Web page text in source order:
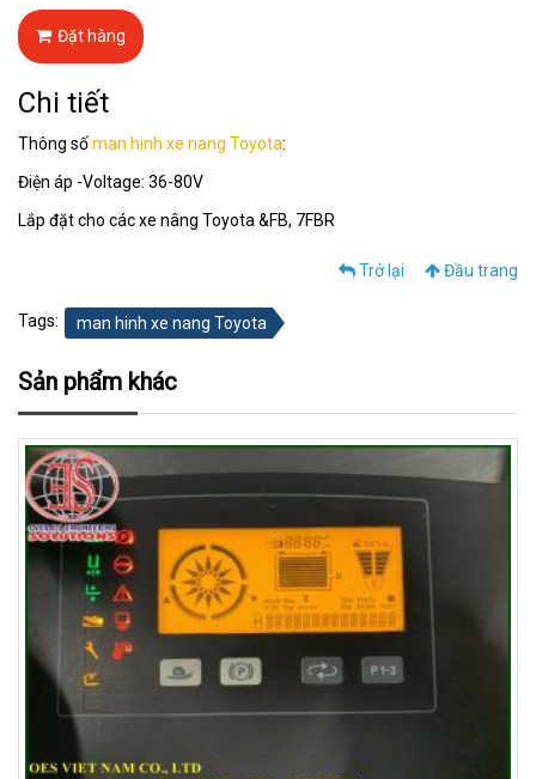
Đặt hàng
Chi tiết
Thông sốman hinh xe nang Toyota:
Điện áp -Voltage: 36-80V
Lắp đặt cho các xe nâng Toyota &FB, 7FBR
Trở lại Đầu trang
Tags: man hinh xe nang Toyota
Sản phẩm khác